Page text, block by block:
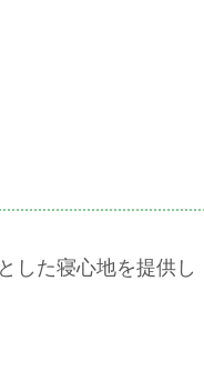
した寝心地を提供し